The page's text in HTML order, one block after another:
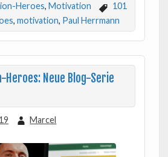
Heroes, Motivation
101
, motivation, Paul Herrmann
Heroes: Neue Blog-Serie
Marcel